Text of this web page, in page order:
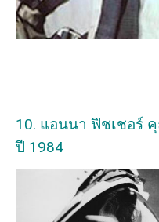
10. แอนนา ฟิชเชอร์
ปี 1984